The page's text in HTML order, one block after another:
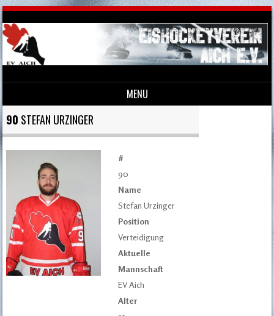
MENU
Skip to content
90 STEFAN URZINGER
#
90
Name
Stefan Urzinger
Position
Verteidigung
Aktuelle
Mannschaft
EV Aich
Alter